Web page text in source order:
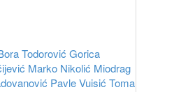
Todorović Gorica
Marko Nikolić Miodrag
Pavle Vuisić Toma